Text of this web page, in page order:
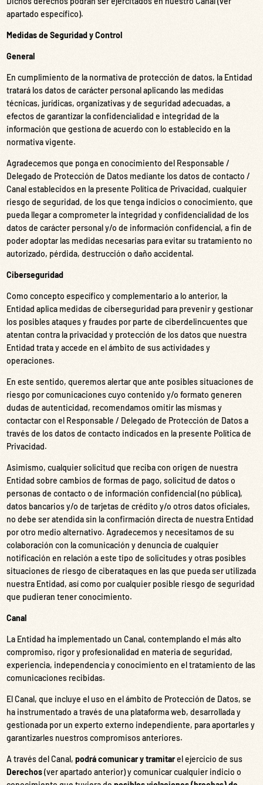
apartado específico).
Medidas de Seguridad y Control
General
En cumplimiento de la normativa de protección de datos, la Entidad
tratará los datos de carácter personal aplicando las medidas
técnicas, jurídicas, organizativas y de seguridad adecuadas, a
efectos de garantizar la confidencialidad e integridad de la
información que gestiona de acuerdo con lo establecido en la
normativa vigente.
Agradecemos que ponga en conocimiento del Responsable /
Delegado de Protección de Datos mediante los datos de contacto /
Canal establecidos en la presente Política de Privacidad, cualquier
riesgo de seguridad, de los que tenga indicios o conocimiento, que
pueda llegar a comprometer la integridad y confidencialidad de los
datos de carácter personal y/o de información confidencial, a fin de
poder adoptar las medidas necesarias para evitar su tratamiento no
autorizado, pérdida, destrucción o daño accidental.
Ciberseguridad
Como concepto específico y complementario a lo anterior, la
Entidad aplica medidas de ciberseguridad para prevenir y gestionar
los posibles ataques y fraudes por parte de ciberdelincuentes que
atentan contra la privacidad y protección de los datos que nuestra
Entidad trata y accede en el ámbito de sus actividades y
operaciones.
En este sentido, queremos alertar que ante posibles situaciones de
riesgo por comunicaciones cuyo contenido y/o formato generen
dudas de autenticidad, recomendamos omitir las mismas y
contactar con el Responsable / Delegado de Protección de Datos a
través de los datos de contacto indicados en la presente Política de
Privacidad.
Asimismo, cualquier solicitud que reciba con origen de nuestra
Entidad sobre cambios de formas de pago, solicitud de datos o
personas de contacto o de información confidencial (no pública),
datos bancarios y/o de tarjetas de crédito y/o otros datos oficiales,
no debe ser atendida sin la confirmación directa de nuestra Entidad
por otro medio alternativo. Agradecemos y necesitamos de su
colaboración con la comunicación y denuncia de cualquier
notificación en relación a este tipo de solicitudes y otras posibles
situaciones de riesgo de ciberataques en las que pueda ser utilizada
nuestra Entidad, así como por cualquier posible riesgo de seguridad
que pudieran tener conocimiento.
Canal
La Entidad ha implementado un Canal, contemplando el más alto
compromiso, rigor y profesionalidad en materia de seguridad,
experiencia, independencia y conocimiento en el tratamiento de las
comunicaciones recibidas.
El Canal, que incluye el uso en el ámbito de Protección de Datos, se
ha instrumentado a través de una plataforma web, desarrollada y
gestionada por un experto externo independiente, para aportarles y
garantizarles nuestros compromisos anteriores.
A través del Canal,podrá comunicar y tramitarel ejercicio de sus
Derechos(ver apartado anterior) y comunicar cualquier indicio o